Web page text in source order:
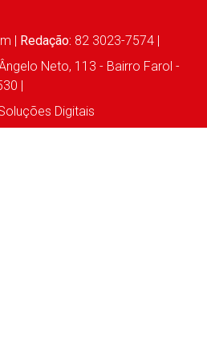
| Redação: 82 3023-7574 |
Neto, 113 - Bairro Farol -
|
Digitais